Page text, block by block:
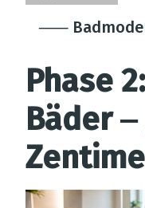
⸺
Phase
Bäder